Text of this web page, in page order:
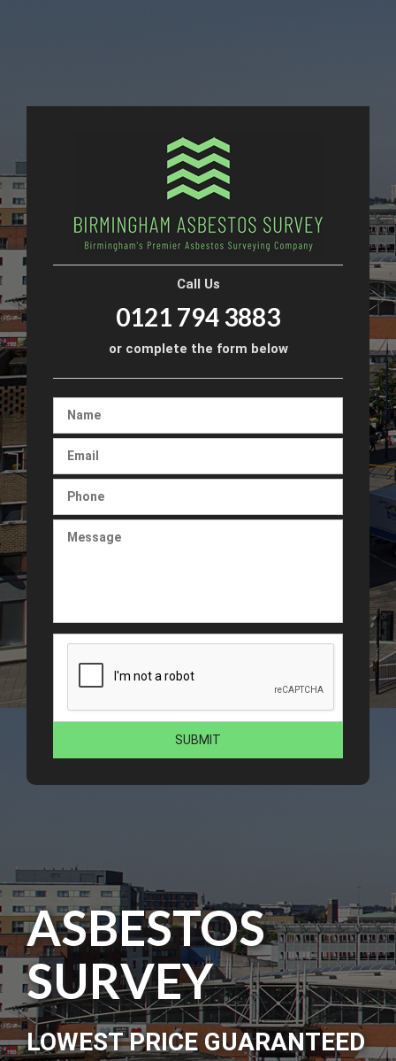
Call Us
0121 794 3883
or complete the form below
ASBESTOS
SURVEY
LOWEST PRICE GUARANTEED